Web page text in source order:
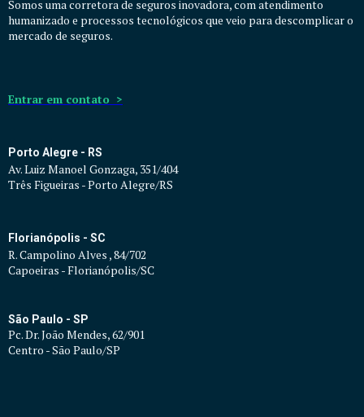
Somos uma corretora de seguros inovadora, com atendimento
humanizado e processos tecnológicos que veio para descomplicar o
mercado de seguros.
Entrar em contato >
Porto Alegre - RS
Av. Luiz Manoel Gonzaga, 351/404
Três Figueiras - Porto Alegre/RS
Florianópolis - SC
R. Campolino Alves , 84/702
Capoeiras - Florianópolis/SC
São Paulo - SP
Pc. Dr. João Mendes, 62/901
Centro - São Paulo/SP